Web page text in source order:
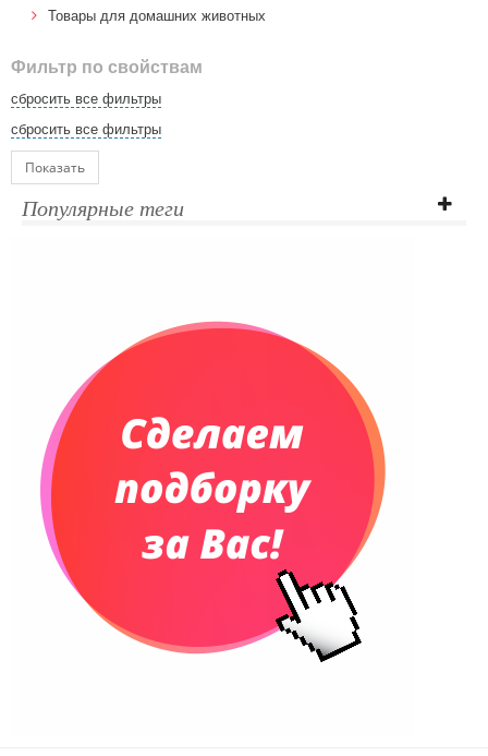
Товары для домашних животных
Фильтр по свойствам
сбросить все фильтры
сбросить все фильтры
Показать
Популярные теги